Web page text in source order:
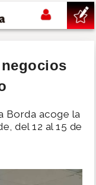
Borda acoge la
del 12 al 15 de